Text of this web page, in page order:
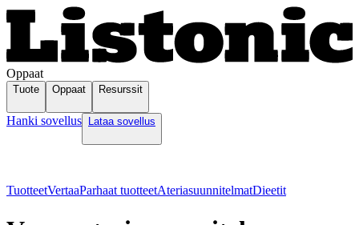
Oppaat
Tuote Oppaat Resurssit
Hanki sovellus Lataa sovellus
TuotteetVertaaParhaat tuotteetAteriasuunnitelmatDieetit